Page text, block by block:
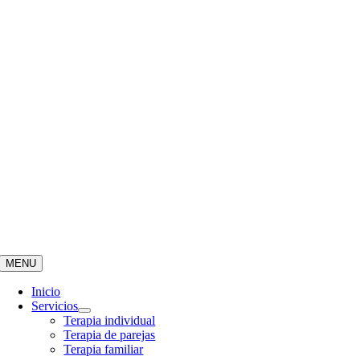
MENU
Inicio
Servicios
Terapia individual
Terapia de parejas
Terapia familiar